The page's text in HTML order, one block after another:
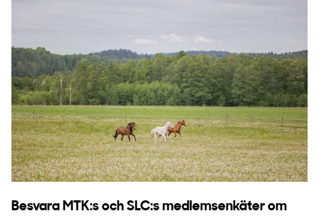
Besvara MTK:s och SLC:s medlemsenkäter om